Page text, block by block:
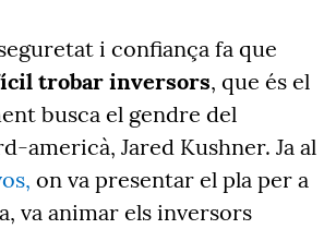
i confiança fa que
trobar inversors, que és el
busca el gendre del
americà, Jared Kushner. Ja al
on va presentar el pla per a
va animar els inversors